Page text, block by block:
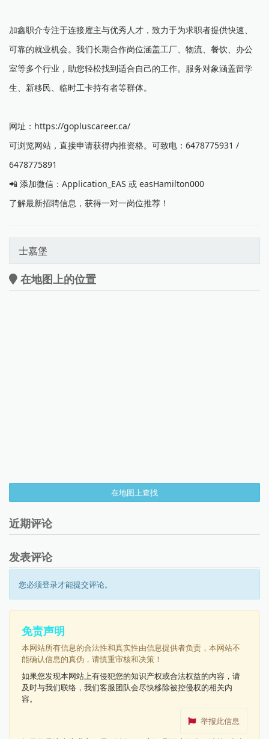
加鑫职介专注于连接雇主与优秀人才，致力于为求职者提供快速、
可靠的就业机会。我们长期合作岗位涵盖工厂、物流、餐饮、办公
室等多个行业，助您轻松找到适合自己的工作。服务对象涵盖留学
生、新移民、临时工卡持有者等群体。
网址：https://gopluscareer.ca/
可浏览网站，直接申请获得内推资格。可致电：6478775931 /
6478775891
📲 添加微信：Application_EAS 或 easHamilton000
了解最新招聘信息，获得一对一岗位推荐！
士嘉堡
在地图上的位置
在地图上查找
近期评论
发表评论
您必须登录才能提交评论。
免责声明
本网站所有信息的合法性和真实性由信息提供者负责，本网站不
能确认信息的真伪，请慎重审核和决策！
如果您发现本网站上有侵犯您的知识产权或合法权益的内容，请
及时与我们联络，我们客服团队会尽快移除被控侵权的相关内
容。
举报此信息